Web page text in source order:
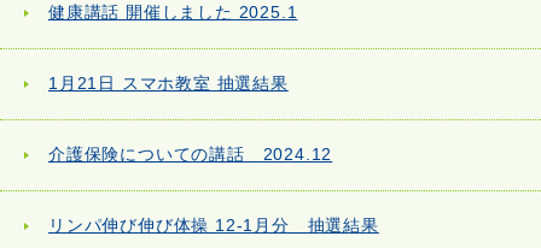
健康講話 開催しました 2025.1
1月21日 スマホ教室 抽選結果
介護保険についての講話 2024.12
リンパ伸び伸び体操 12-1月分 抽選結果